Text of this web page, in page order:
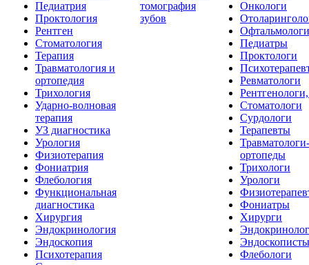
Педиатрия
Проктология
Рентген
Стоматология
Терапия
Травматология и
ортопедия
Трихология
Ударно-волновая
терапия
УЗ диагностика
Урология
Физиотерапия
Фониатрия
Флебология
Функциональная
диагностика
Хирургия
Эндокринология
Эндоскопия
Психотерапия
томография
зубов
Онкологи
Офтальмологи
Педиатры
Проктологи
Ревматологи
Стоматологи
Сурдологи
Терапевты
Травматологи-
ортопеды
Трихологи
Урологи
Фониатры
Хирурги
Эндоскописты
Флебологи